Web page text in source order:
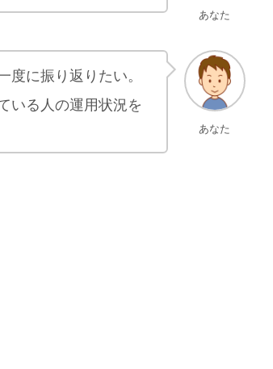
あなた
あなた
度に振り返りたい。
いる人の運用状況を